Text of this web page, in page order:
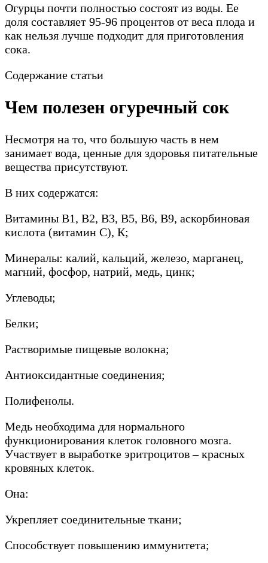
Огурцы почти полностью состоят из воды. Ее
доля составляет 95-96 процентов от веса плода и
как нельзя лучше подходит для приготовления
сока.
Содержание статьи
Чем полезен огуречный сок
Несмотря на то, что большую часть в нем
занимает вода, ценные для здоровья питательные
вещества присутствуют.
В них содержатся:
Витамины В1, В2, В3, В5, В6, В9, аскорбиновая
кислота (витамин С), К;
Минералы: калий, кальций, железо, марганец,
магний, фосфор, натрий, медь, цинк;
Углеводы;
Белки;
Растворимые пищевые волокна;
Антиоксидантные соединения;
Полифенолы.
Медь необходима для нормального
функционирования клеток головного мозга.
Участвует в выработке эритроцитов – красных
кровяных клеток.
Она:
Укрепляет соединительные ткани;
Способствует повышению иммунитета;